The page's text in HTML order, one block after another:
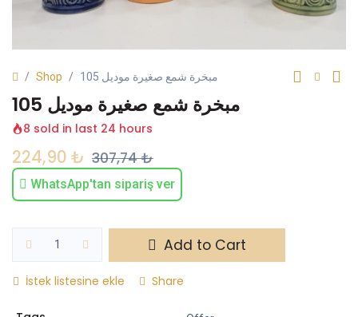
Shop مبخرة شمع صغيرة موديل 105
مبخرة شمع صغيرة موديل 105
8 sold in last 24 hours
224,90 ₺ 307,74₺
WhatsApp'tan sipariş ver
Add to Cart
İstek listesine ekle Share